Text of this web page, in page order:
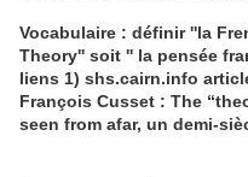
Julian Roche
Vocabulaire : définir ''la
Theory'' soit '' la pensée française'' 2
liens 1) shs.cairn.info
François Cusset : The
seen from afar, un demi-